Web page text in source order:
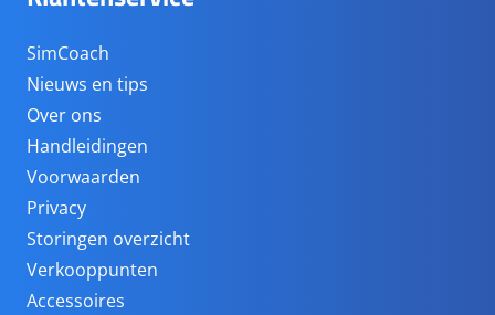
SimCoach
Nieuws en tips
Over ons
Handleidingen
Voorwaarden
Privacy
Storingen overzicht
Verkooppunten
Accessoires